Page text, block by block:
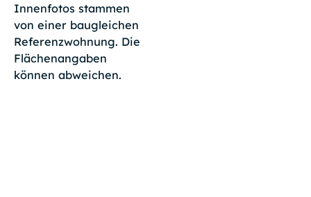
Innenfotos stammen
von einer baugleichen
Referenzwohnung. Die
Flächenangaben
können abweichen.